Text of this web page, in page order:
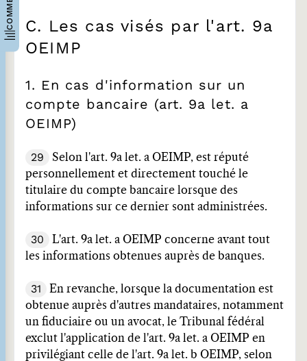
C. Les cas visés par l'art. 9a
OEIMP
1. En cas d'information sur un
compte bancaire (art. 9a let. a
OEIMP)
29
Selon l'art. 9a let. a OEIMP, est réputé
personnellement et directement touché le
titulaire du compte bancaire lorsque des
informations sur ce dernier sont administrées.
30
L'art. 9a let. a OEIMP concerne avant tout
les informations obtenues auprès de banques.
31
En revanche, lorsque la documentation est
obtenue auprès d'autres mandataires, notamment
un fiduciaire ou un avocat, le Tribunal fédéral
exclut l'application de l'art. 9a let. a OEIMP en
privilégiant celle de l'art. 9a let. b OEIMP, selon